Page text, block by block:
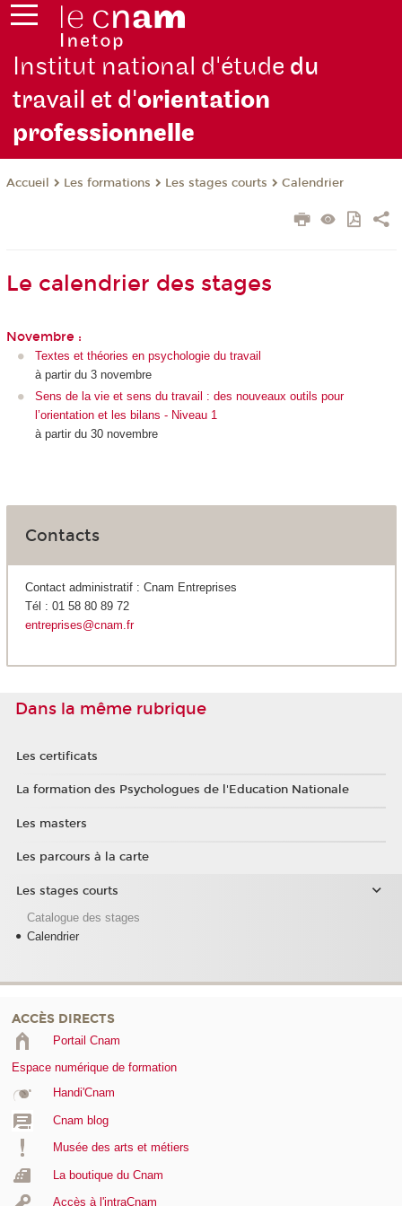
Institut national d'étude du
travail et d'orientation
professionnelle
Accueil Les formations Les stages courts Calendrier
Le calendrier des stages
Novembre :
Textes et théories en psychologie du travail
à partir du 3 novembre
Sens de la vie et sens du travail : des nouveaux outils pour
l’orientation et les bilans - Niveau 1
à partir du 30 novembre
Contacts
Contact administratif : Cnam Entreprises
Tél : 01 58 80 89 72
entreprises@cnam.fr
Dans la même rubrique
Les certificats
La formation des Psychologues de l'Education Nationale
Les masters
Les parcours à la carte
Les stages courts
Catalogue des stages
Calendrier
ACCÈS DIRECTS
Portail Cnam
Espace numérique de formation
Handi'Cnam
Cnam blog
Musée des arts et métiers
La boutique du Cnam
Accès à l'intraCnam